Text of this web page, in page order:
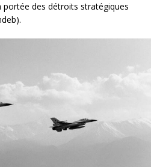
des détroits stratégiques